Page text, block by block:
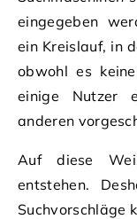
eingegeben
ein Kreislauf, in
obwohl es
einige Nutzer
anderen
Auf diese
entstehen.
Suchvorschläge